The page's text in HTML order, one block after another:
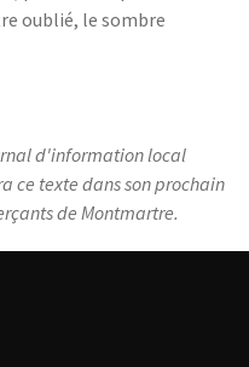
oublié, le sombre
d'information local
ce texte dans son prochain
de Montmartre.